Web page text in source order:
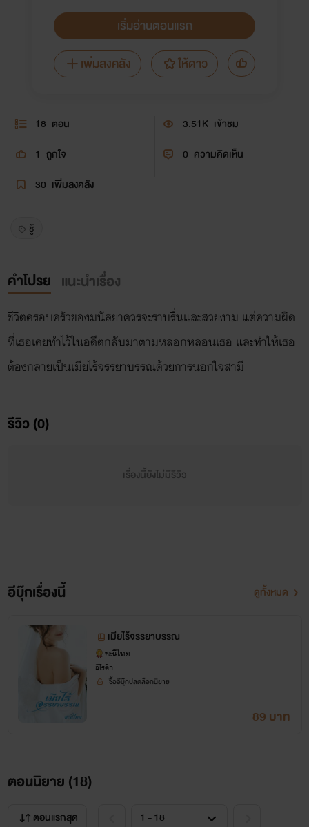
เริ่มอ่านตอนแรก
เพิ่มลงคลัง
ให้ดาว
18 ตอน 3.51K เข้าชม
1 ถูกใจ 0 ความคิดเห็น
30 เพิ่มลงคลัง
ชู้
คำโปรย แนะนำเรื่อง
ชีวิตครอบครัวของมนัสยาควรจะราบรื่นและสวยงาม แต่ความผิด
ที่เธอเคยทำไว้ในอดีตกลับมาตามหลอกหลอนเธอ และทำให้เธอ
ต้องกลายเป็นเมียไร้จรรยาบรรณด้วยการนอกใจสามี
รีวิว (0)
เรื่องนี้ยังไม่มีรีวิว
อีบุ๊กเรื่องนี้ ดูทั้งหมด
เมียไร้จรรยาบรรณ
ชะนีไทย
อีโรติก
ซื้ออีบุ๊กปลดล็อกนิยาย
89 บาท
ตอนนิยาย (18)
ตอนแรกสุด